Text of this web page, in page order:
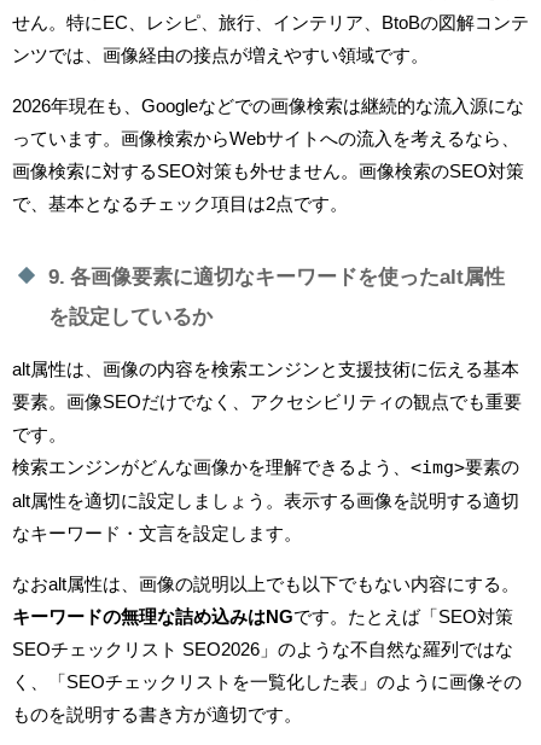
せん。特にEC、レシピ、旅行、インテリア、BtoBの図解コンテ
ンツでは、画像経由の接点が増えやすい領域です。
2026年現在も、Googleなどでの画像検索は継続的な流入源にな
っています。画像検索からWebサイトへの流入を考えるなら、
画像検索に対するSEO対策も外せません。画像検索のSEO対策
で、基本となるチェック項目は2点です。
9. 各画像要素に適切なキーワードを使ったalt属性
を設定しているか
alt属性は、画像の内容を検索エンジンと支援技術に伝える基本
要素。画像SEOだけでなく、アクセシビリティの観点でも重要
です。
検索エンジンがどんな画像かを理解できるよう、 <img>要素の
alt属性を適切に設定しましょう。表示する画像を説明する適切
なキーワード・文言を設定します。
なおalt属性は、画像の説明以上でも以下でもない内容にする。
キーワードの無理な詰め込みはNGです。たとえば「SEO対策
SEOチェックリスト SEO2026」のような不自然な羅列ではな
く、「SEOチェックリストを一覧化した表」のように画像その
ものを説明する書き方が適切です。